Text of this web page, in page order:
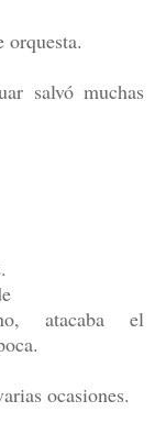
salvó muchas
atacaba el
ocasiones.